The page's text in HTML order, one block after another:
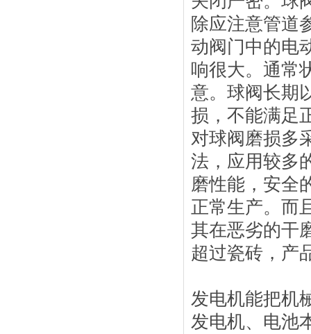
除应注意管道
动阀门中的电
响很大。通常
意。球阀长期
损，不能满足
对球阀磨损多
法，应用较多
磨性能，安全
正常生产。而
其在恶劣的干
超过瓷砖，产
发电机能把机
发电机、电池